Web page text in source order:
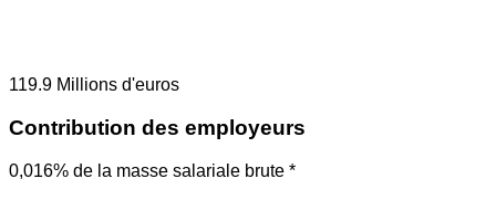
119.9 Millions d'euros
Contribution des employeurs
0,016% de la masse salariale brute *